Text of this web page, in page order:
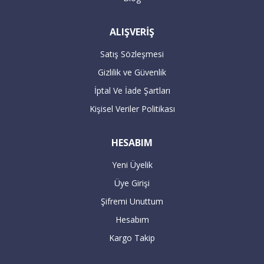
siparişleriniz takip eden bir sonraki gün
kargolanmaktadır.
Havale / EFT ile yapacağınız alışverişlerde,
geçmesiyle teslimat süresi başlar. 7 iş
günü içerisinde hesaba geçmeyen havale
siparişleriniz geçersiz sayılır.
ALIŞVERİŞ
Satış Sözleşmesi
Gizlilik ve Güvenlik
İptal Ve İade Şartları
Kişisel Veriler Politikası
HESABIM
Yeni Üyelik
Üye Girişi
Şifremi Unuttum
Hesabım
Kargo Takip